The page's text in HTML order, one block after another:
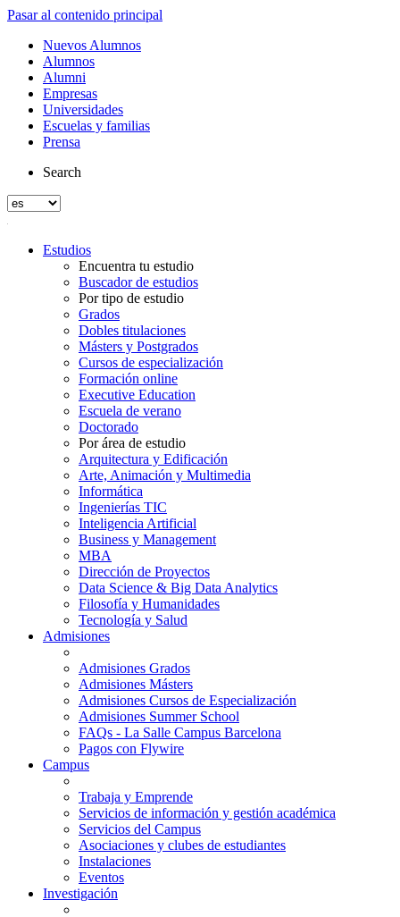
Pasar al contenido principal
Nuevos Alumnos
Alumnos
Alumni
Empresas
Universidades
Escuelas y familias
Prensa
Search
Estudios
Encuentra tu estudio
Buscador de estudios
Por tipo de estudio
Grados
Dobles titulaciones
Másters y Postgrados
Cursos de especialización
Formación online
Executive Education
Escuela de verano
Doctorado
Por área de estudio
Arquitectura y Edificación
Arte, Animación y Multimedia
Informática
Ingenierías TIC
Inteligencia Artificial
Business y Management
MBA
Dirección de Proyectos
Data Science & Big Data Analytics
Filosofía y Humanidades
Tecnología y Salud
Admisiones
Admisiones Grados
Admisiones Másters
Admisiones Cursos de Especialización
Admisiones Summer School
FAQs - La Salle Campus Barcelona
Pagos con Flywire
Campus
Trabaja y Emprende
Servicios de información y gestión académica
Servicios del Campus
Asociaciones y clubes de estudiantes
Instalaciones
Eventos
Investigación